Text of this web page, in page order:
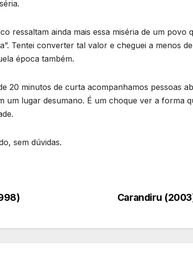
ressaltam ainda mais essa miséria de um povo
Tentei converter tal valor e cheguei a menos
época também.
20 minutos de curta acompanhamos pessoas
um lugar desumano. É um choque ver a forma
sem dúvidas.
Carandiru